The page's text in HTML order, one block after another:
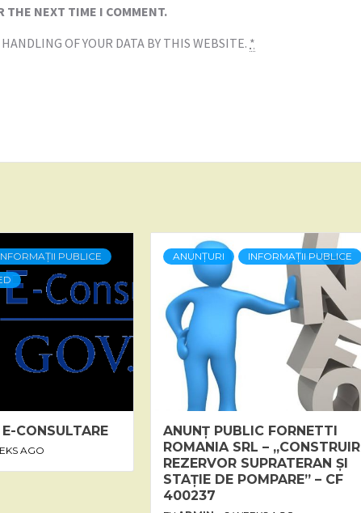
THE NEXT TIME I COMMENT.
OF YOUR DATA BY THIS WEBSITE. *
PUBLICE
CONSULTARE
AGO
ANUNȚURI INFORMAȚII PUBLICE
ANUNȚ PUBLIC FORNETTI
ROMANIA SRL –
REZERVOR SUPRATERAN ȘI
STAȚIE DE POMPARE” – CF
400237